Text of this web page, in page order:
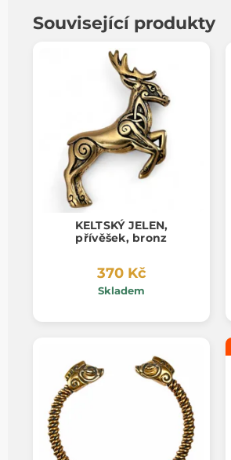
Související produkty
KELTSKÝ JELEN,
přívěšek, bronz
370 Kč
Skladem